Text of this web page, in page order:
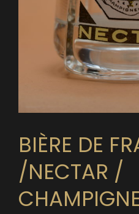
BIÈRE DE
/NECTAR /